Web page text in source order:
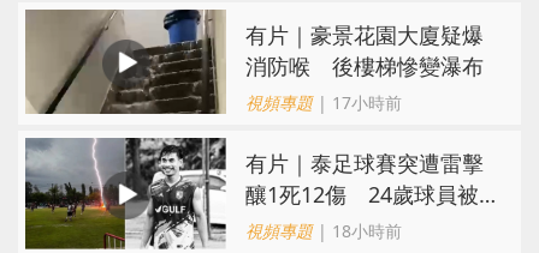
有片｜豪景花園大廈疑爆
消防喉 後樓梯慘變瀑布
視頻專題| 17小時前
有片｜泰足球賽突遭雷擊
釀1死12傷 24歲球員被
閃電劈中亡
視頻專題| 18小時前